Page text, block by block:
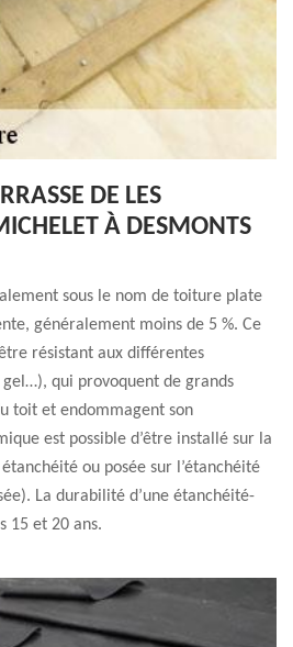
DE LES
À DESMONTS
sous le nom de toiture plate
généralement moins de 5 %. Ce
résistant aux différentes
qui provoquent de grands
toit et endommagent son
est possible d’être installé sur la
ou posée sur l’étanchéité
La durabilité d’une étanchéité-
15 et 20 ans.